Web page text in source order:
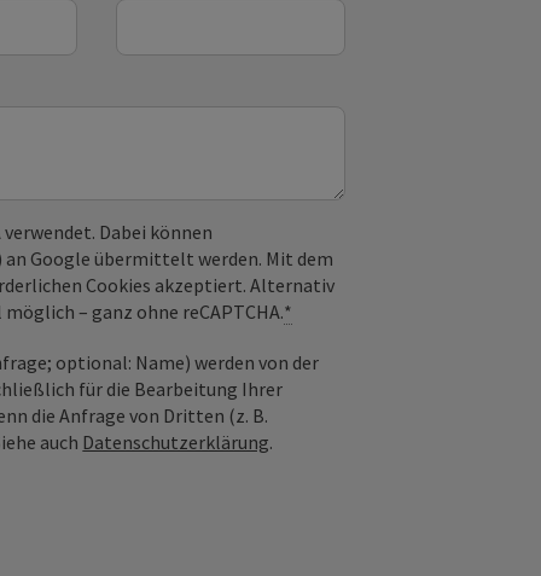
Dabei können
an Google übermittelt werden. Mit dem
Cookies akzeptiert. Alternativ
– ganz ohne reCAPTCHA.*
optional: Name) werden von der
für die Bearbeitung Ihrer
die Anfrage von Dritten (z. B.
auch Datenschutzerklärung.